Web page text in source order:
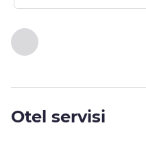
Önceki - Erişim ve
Sayfa
Otel servisi